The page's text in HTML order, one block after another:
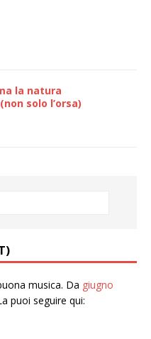
la natura
solo l’orsa)
musica. Da giugno
puoi seguire qui: